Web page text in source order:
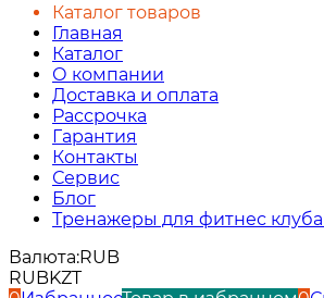
Каталог товаров
Главная
Каталог
О компании
Доставка и оплата
Рассрочка
Гарантия
Контакты
Сервис
Блог
Тренажеры для фитнес клуба
Валюта:RUB
RUBKZT